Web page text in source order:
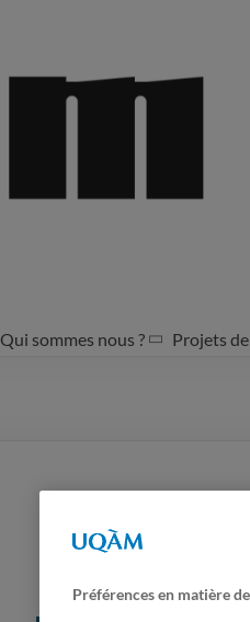
Qui sommes nous ? Projets
Préférences en matière